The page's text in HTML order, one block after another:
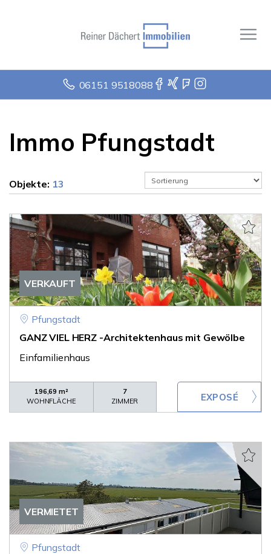
06151 9518088
Immo Pfungstadt
Objekte: 13
VERKAUFT
Pfungstadt
GANZ VIEL HERZ -Architektenhaus mit Gewölbe
Einfamilienhaus
196,69 m²
WOHNFLÄCHE
7
ZIMMER
VERMIETET
Pfungstadt